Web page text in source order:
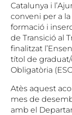
Catalunya i
conveni per a
formació i
de Transició al
finalitzat
títol de
Obligatòria
Atès aquest
mes de
amb el